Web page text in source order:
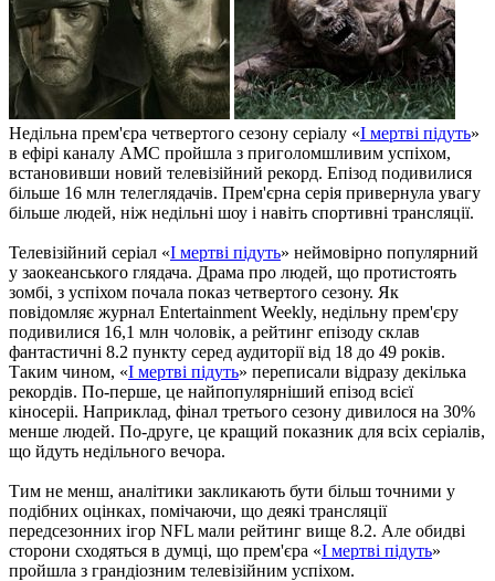
Недільна прем'єра четвертого сезону серіалу «І мертві підуть»
в ефірі каналу AMC пройшла з приголомшливим успіхом,
встановивши новий телевізійний рекорд. Епізод подивилися
більше 16 млн телеглядачів. Прем'єрна серія привернула увагу
більше людей, ніж недільні шоу і навіть спортивні трансляції.
Телевізійний серіал «І мертві підуть» неймовірно популярний
у заокеанського глядача. Драма про людей, що протистоять
зомбі, з успіхом почала показ четвертого сезону. Як
повідомляє журнал Entertainment Weekly, недільну прем'єру
подивилися 16,1 млн чоловік, а рейтинг епізоду склав
фантастичні 8.2 пункту серед аудиторії від 18 до 49 років.
Таким чином, «І мертві підуть» переписали відразу декілька
рекордів. По-перше, це найпопулярніший епізод всієї
кіносеріі. Наприклад, фінал третього сезону дивилося на 30%
менше людей. По-друге, це кращий показник для всіх серіалів,
що йдуть недільного вечора.
Тим не менш, аналітики закликають бути більш точними у
подібних оцінках, помічаючи, що деякі трансляції
передсезонних ігор NFL мали рейтинг вище 8.2. Але обидві
сторони сходяться в думці, що прем'єра «І мертві підуть»
пройшла з грандіозним телевізійним успіхом.